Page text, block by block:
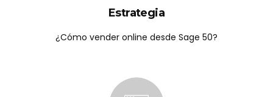
Estrategia
¿Cómo vender online desde Sage 50?